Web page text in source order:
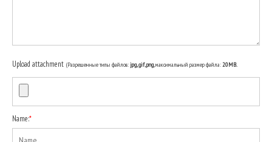
Upload attachment (Разрешенные типы файлов:jpg, gif, png, максимальный размер файла:20MB.
Name:*